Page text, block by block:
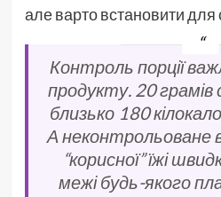
але варто встановити для
Контроль порції
продукту. 20
близько 180
А неконтрольоване
“корисної” їжі
межі будь-якого